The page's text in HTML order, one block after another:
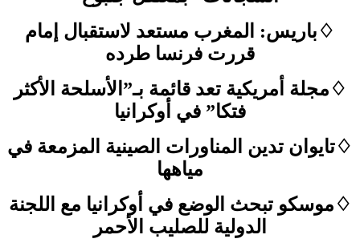
♢باريس: المغرب مستعد لاستقبال إمام
قررت فرنسا طرده
♢مجلة أمريكية تعد قائمة بـ”الأسلحة الأكثر
فتكا” في أوكرانيا
♢تايوان تدين المناورات الصينية المزمعة في
مياهها
♢موسكو تبحث الوضع في أوكرانيا مع اللجنة
الدولية للصليب الأحمر